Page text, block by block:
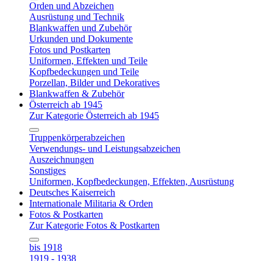
Orden und Abzeichen
Ausrüstung und Technik
Blankwaffen und Zubehör
Urkunden und Dokumente
Fotos und Postkarten
Uniformen, Effekten und Teile
Kopfbedeckungen und Teile
Porzellan, Bilder und Dekoratives
Blankwaffen & Zubehör
Österreich ab 1945
Zur Kategorie Österreich ab 1945
Truppenkörperabzeichen
Verwendungs- und Leistungsabzeichen
Auszeichnungen
Sonstiges
Uniformen, Kopfbedeckungen, Effekten, Ausrüstung
Deutsches Kaiserreich
Internationale Militaria & Orden
Fotos & Postkarten
Zur Kategorie Fotos & Postkarten
bis 1918
1919 - 1938